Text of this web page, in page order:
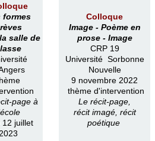
formes
salle de
page à
12 juillet
2023
Colloque
Image - Poème en
prose - Image
CRP 19
Université Sorbonne
Nouvelle
9 novembre 2022
thème d'intervention
Le récit-page,
récit imagé, récit
poétique